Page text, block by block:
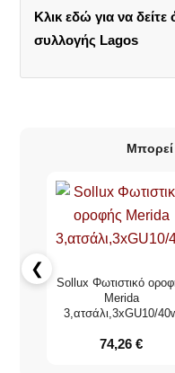
Κλικ εδώ για να
συλλογής Lagos
❮
Sollux Φωτιστικό
Merida
3,ατσάλι,3xGU10/
74,26€